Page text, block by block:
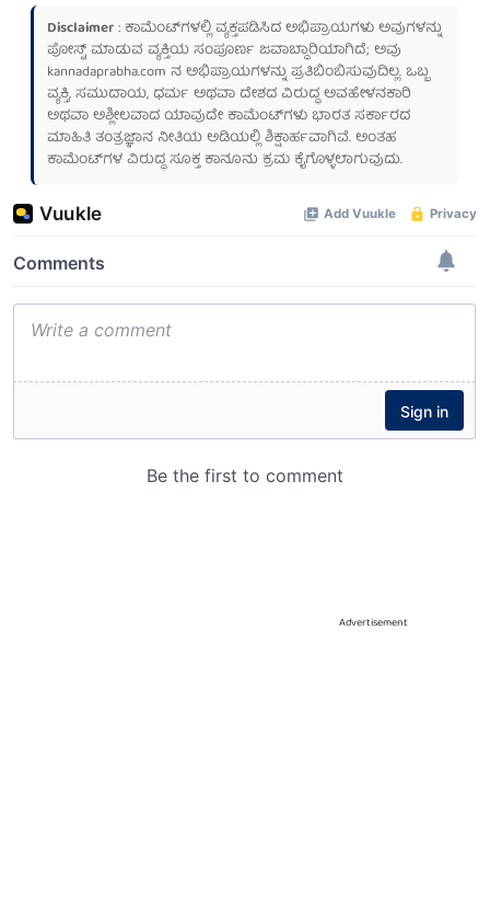
Disclaimer: ಕಾಮೆಂಟ್‌ಗಳಲ್ಲಿ ವ್ಯಕ್ತಪಡಿಸಿದ ಅಭಿಪ್ರಾಯಗಳು ಅವುಗಳನ್ನು
ಪೋಸ್ಟ್ ಮಾಡುವ ವ್ಯಕ್ತಿಯ ಸಂಪೂರ್ಣ ಜವಾಬ್ದಾರಿಯಾಗಿದೆ; ಅವು
kannadaprabha.com ನ ಅಭಿಪ್ರಾಯಗಳನ್ನು ಪ್ರತಿಬಿಂಬಿಸುವುದಿಲ್ಲ. ಒಬ್ಬ
ವ್ಯಕ್ತಿ, ಸಮುದಾಯ, ಧರ್ಮ ಅಥವಾ ದೇಶದ ವಿರುದ್ಧ ಅವಹೇಳನಕಾರಿ
ಅಥವಾ ಅಶ್ಲೀಲವಾದ ಯಾವುದೇ ಕಾಮೆಂಟ್‌ಗಳು ಭಾರತ ಸರ್ಕಾರದ
ಮಾಹಿತಿ ತಂತ್ರಜ್ಞಾನ ನೀತಿಯ ಅಡಿಯಲ್ಲಿ ಶಿಕ್ಷಾರ್ಹವಾಗಿವೆ. ಅಂತಹ
ಕಾಮೆಂಟ್‌ಗಳ ವಿರುದ್ಧ ಸೂಕ್ತ ಕಾನೂನು ಕ್ರಮ ಕೈಗೊಳ್ಳಲಾಗುವುದು.
Advertisement